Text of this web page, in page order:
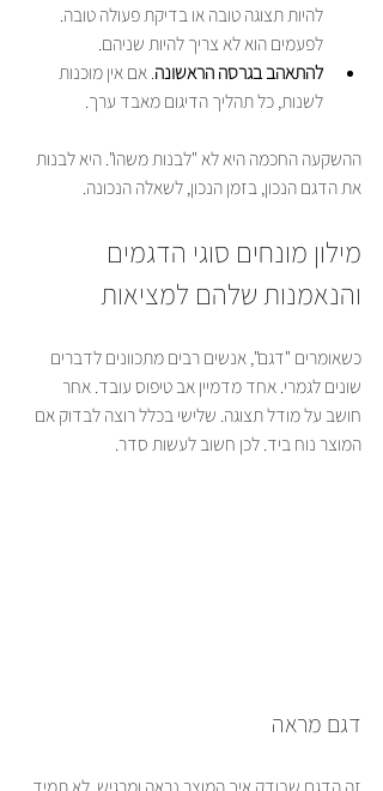
להיות תצוגה טובה או בדיקת פעולה טובה.
לפעמים הוא לא צריך להיות שניהם.
להתאהב בגרסה הראשונה. אם אין מוכנות
לשנות, כל תהליך הדיגום מאבד ערך.
ההשקעה החכמה היא לא "לבנות משהו". היא לבנות
את הדגם הנכון, בזמן הנכון, לשאלה הנכונה.
מילון מונחים סוגי הדגמים
והנאמנות שלהם למציאות
כשאומרים "דגם", אנשים רבים מתכוונים לדברים
שונים לגמרי. אחד מדמיין אב טיפוס עובד. אחר
חושב על מודל תצוגה. שלישי בכלל רוצה לבדוק אם
המוצר נוח ביד. לכן חשוב לעשות סדר.
דגם מראה